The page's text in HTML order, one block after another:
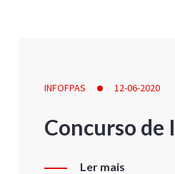
INFOFPAS 12-06-2020
Concurso de
Ler mais